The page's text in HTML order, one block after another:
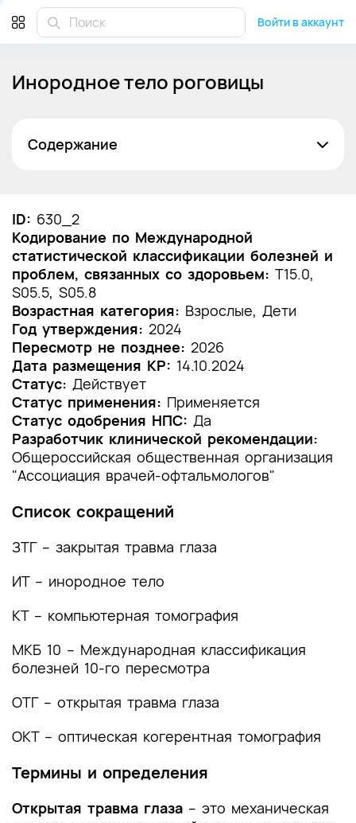
Войти в аккаунт
Инородное тело роговицы
Содержание
1. Краткая информация по заболеванию или
состоянию (группы заболеваний или
состояний)
1.1 Определение заболевания или состояния
(группы заболеваний или состояний)
1.2 Этиология и патогенез заболевания или
состояния (группы заболеваний или
состояний)
1.3 Эпидемиология заболевания или состояния
(группы заболеваний или состояний)
1.4 Особенности кодирования заболевания или
состояний) по Международной
проблем, связанных со здоровьем
1.5 Классификация заболевания или состояния
состояния (группы заболеваний или
состояний)
2. Диагностика заболевания или состояния
медицинские показания и противопоказания к
2.1 Жалобы и анамнез
2.2 Физикальное обследование
ID: 630_2
Кодирование по Международной
статистической классификации болезней и
проблем, связанных со здоровьем: T15.0,
S05.5, S05.8
Возрастная категория: Взрослые, Дети
Год утверждения: 2024
Пересмотр не позднее: 2026
Дата размещения КР: 14.10.2024
Статус: Действует
Статус применения: Применяется
Статус одобрения НПС: Да
Разработчик клинической рекомендации:
Общероссийская общественная организация
"Ассоциация врачей-офтальмологов"
Список сокращений
ЗТГ – закрытая травма глаза
ИТ – инородное тело
КТ – компьютерная томография
МКБ 10 – Международная классификация
болезней 10-го пересмотра
ОТГ – открытая травма глаза
ОКТ – оптическая когерентная томография
Термины и определения
Открытая травма глаза – это механическая